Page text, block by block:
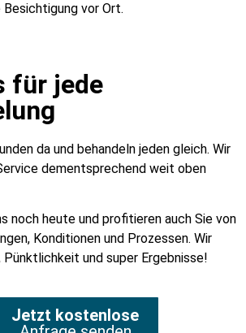
vor Ort.
für jede
da und behandeln jeden gleich. Wir
dementsprechend weit oben
noch heute und profitieren auch Sie von
Konditionen und Prozessen. Wir
und super Ergebnisse!
Jetzt kostenlose